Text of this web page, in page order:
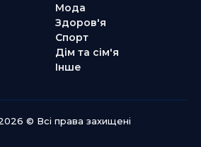
Мода
Здоров'я
Спорт
Дім та сім'я
Інше
© Всі права захищені